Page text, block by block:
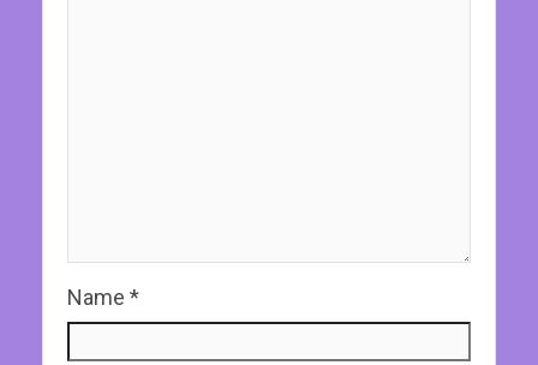
Name *